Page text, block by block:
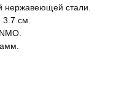
нержавеющей стали.
см.